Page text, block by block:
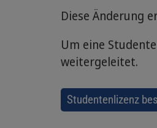
Diese Änderung
Um eine
weitergeleitet.
Studentenlizenz